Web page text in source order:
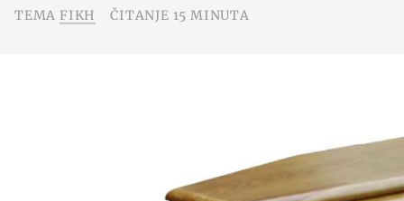
TEMA FIKH ČITANJE 15 MINUTA